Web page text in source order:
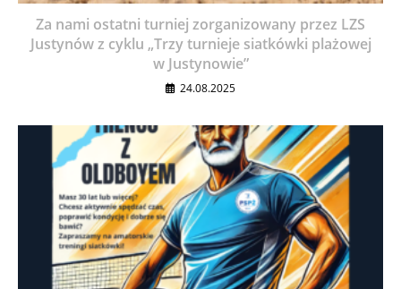
Za nami ostatni turniej zorganizowany przez LZS
Justynów z cyklu „Trzy turnieje siatkówki plażowej
w Justynowie”
24.08.2025